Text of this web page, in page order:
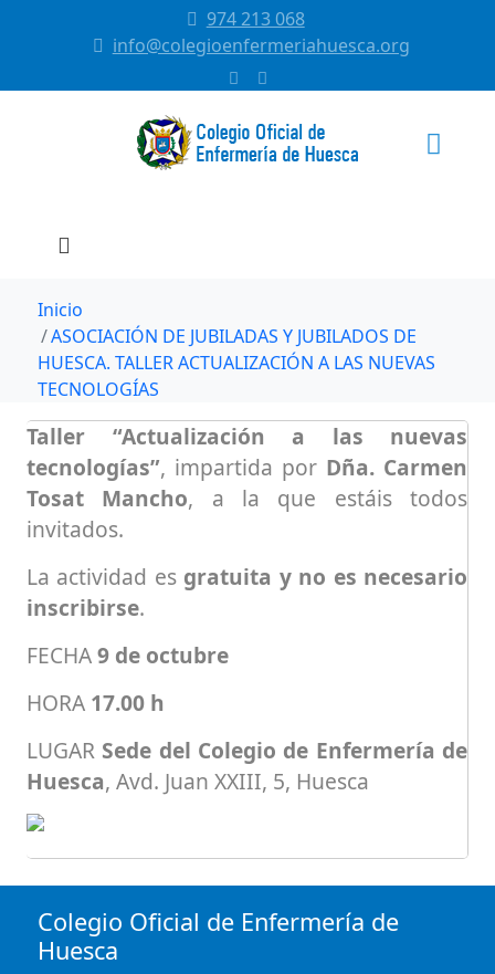
974 213 068
info@colegioenfermeriahuesca.org
Inicio
ASOCIACIÓN DE JUBILADAS Y JUBILADOS DE
HUESCA. TALLER ACTUALIZACIÓN A LAS NUEVAS
TECNOLOGÍAS
Taller “Actualización a las nuevas
tecnologías”, impartida por Dña. Carmen
Tosat Mancho, a la que estáis todos
invitados.
La actividad es gratuita y no es necesario
inscribirse.
FECHA9 de octubre
HORA 17.00 h
LUGAR Sede del Colegio de Enfermería de
Huesca, Avd. Juan XXIII, 5, Huesca
Colegio Oficial de Enfermería de
Huesca